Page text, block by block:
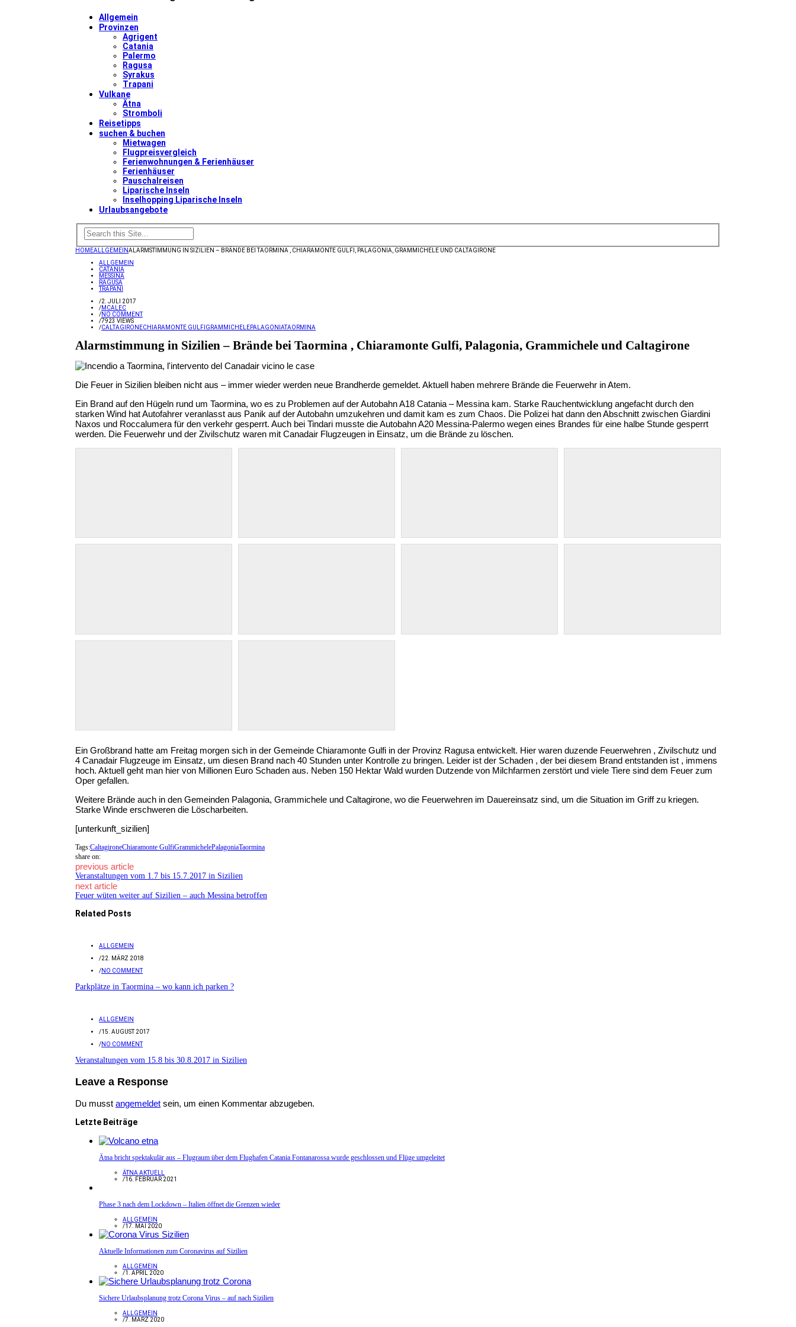
Allgemein
Provinzen
Agrigent
Catania
Palermo
Ragusa
Syrakus
Trapani
Vulkane
Ätna
Stromboli
Reisetipps
suchen & buchen
Mietwagen
Flugpreisvergleich
Ferienwohnungen & Ferienhäuser
Ferienhäuser
Pauschalreisen
Liparische Inseln
Inselhopping Liparische Inseln
Urlaubsangebote
HOMEALLGEMEINALARMSTIMMUNG IN SIZILIEN – BRÄNDE BEI TAORMINA , CHIARAMONTE GULFI, PALAGONIA, GRAMMICHELE UND CALTAGIRONE
ALLGEMEIN
CATANIA
MESSINA
RAGUSA
TRAPANI
/2. JULI 2017
/MCALEC
/NO COMMENT
/7923 VIEWS
/CALTAGIRONECHIARAMONTE GULFI GRAMMICHELEPALAGONIATAORMINA
Alarmstimmung in Sizilien – Brände bei Taormina , Chiaramonte Gulfi, Palagonia, Grammichele und Caltagirone
Die Feuer in Sizilien bleiben nicht aus – immer wieder werden neue Brandherde gemeldet. Aktuell haben mehrere Brände die Feuerwehr in Atem.
Ein Brand auf den Hügeln rund um Taormina, wo es zu Problemen auf der Autobahn A18 Catania – Messina kam. Starke Rauchentwicklung angefacht durch den
starken Wind hat Autofahrer veranlasst aus Panik auf der Autobahn umzukehren und damit kam es zum Chaos. Die Polizei hat dann den Abschnitt zwischen Giardini
Naxos und Roccalumera für den verkehr gesperrt. Auch bei Tindari musste die Autobahn A20 Messina-Palermo wegen eines Brandes für eine halbe Stunde gesperrt
werden. Die Feuerwehr und der Zivilschutz waren mit Canadair Flugzeugen in Einsatz, um die Brände zu löschen.
Ein Großbrand hatte am Freitag morgen sich in der Gemeinde Chiaramonte Gulfi in der Provinz Ragusa entwickelt. Hier waren duzende Feuerwehren , Zivilschutz und
4 Canadair Flugzeuge im Einsatz, um diesen Brand nach 40 Stunden unter Kontrolle zu bringen. Leider ist der Schaden , der bei diesem Brand entstanden ist , immens
hoch. Aktuell geht man hier von Millionen Euro Schaden aus. Neben 150 Hektar Wald wurden Dutzende von Milchfarmen zerstört und viele Tiere sind dem Feuer zum
Oper gefallen.
Weitere Brände auch in den Gemeinden Palagonia, Grammichele und Caltagirone, wo die Feuerwehren im Dauereinsatz sind, um die Situation im Griff zu kriegen.
Starke Winde erschweren die Löscharbeiten.
[unterkunft_sizilien]
Tags:CaltagironeChiaramonte GulfiGrammichelePalagoniaTaormina
share on:
previous article
Veranstaltungen vom 1.7 bis 15.7.2017 in Sizilien
next article
Feuer wüten weiter auf Sizilien – auch Messina betroffen
Related Posts
ALLGEMEIN
/22. MÄRZ 2018
/NO COMMENT
Parkplätze in Taormina – wo kann ich parken ?
ALLGEMEIN
/15. AUGUST 2017
/NO COMMENT
Veranstaltungen vom 15.8 bis 30.8.2017 in Sizilien
Leave a Response
Du musst angemeldet sein, um einen Kommentar abzugeben.
Letzte Beiträge
Ätna bricht spektakulär aus – Flugraum über dem Flughafen Catania Fontanarossa wurde geschlossen und Flüge umgeleitet
ÄTNA AKTUELL
/16. FEBRUAR 2021
Phase 3 nach dem Lockdown – Italien öffnet die Grenzen wieder
ALLGEMEIN
/17. MAI 2020
Aktuelle Informationen zum Coronavirus auf Sizilien
ALLGEMEIN
/1. APRIL 2020
Sichere Urlaubsplanung trotz Corona Virus – auf nach Sizilien
ALLGEMEIN
/7. MÄRZ 2020